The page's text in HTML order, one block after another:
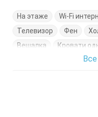
На этаже Wi-Fi
Телевизор
Фен
Вешалка
Кровати
Кровать двуспальная